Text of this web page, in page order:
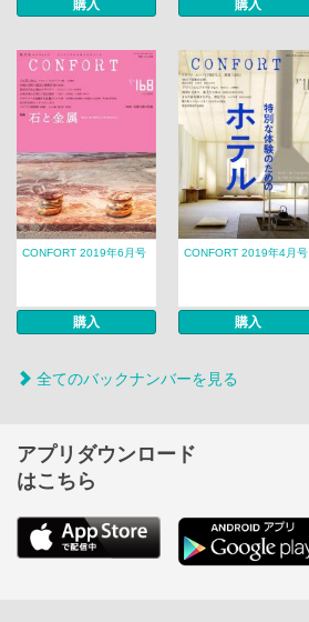
購入 購入
CONFORT 2019年6月号
購入
CONFORT 2019年4月号
購入
全てのバックナンバーを見る
アプリダウンロード
はこちら